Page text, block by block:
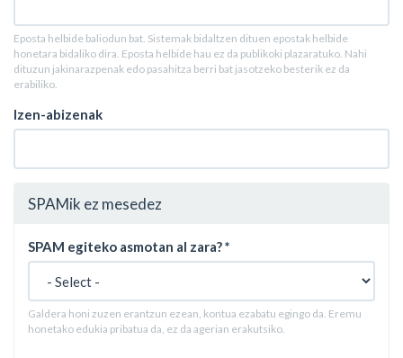
Eposta helbide baliodun bat. Sistemak bidaltzen dituen epostak helbide
honetara bidaliko dira. Eposta helbide hau ez da publikoki plazaratuko. Nahi
dituzun jakinarazpenak edo pasahitza berri bat jasotzeko besterik ez da
erabiliko.
Izen-abizenak
SPAMik ez mesedez
SPAM egiteko asmotan al zara?*
Galdera honi zuzen erantzun ezean, kontua ezabatu egingo da. Eremu
honetako edukia pribatua da, ez da agerian erakutsiko.